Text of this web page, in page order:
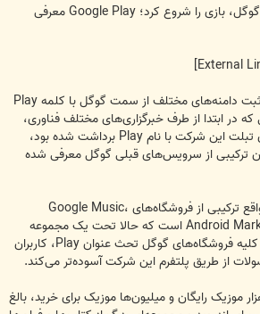
[HIGHLIGHT=#FFFF00]گوگل، بازی را شروع کرد؛ Google Play معرفی
حتما تاکنون خبر مربوط به ثبت دامنه‌های مختلف از سمت گوگل با کلمه Play
در ابتدا از طرف خبرگزاری‌های مختلف فناوری،
دلیلی برای احتمال نام‌گذاری تبلت این شرکت با نام Play برداشت شده بود،
ترکیبی از سرویس‌های قبلی گوگل معرفی شده
سرویس Google Play در واقع ترکیبی از فروشگاه‌های Google Music،
Google eBookstore و Android Market است که حالا تحت یک مجموعه
ادغام شده‌اند. ری‌برند کردن کلیه فروشگاه‌های گوگل تحث عنوان Play، کاربران
از طریق پلتفرم این شرکت آسوده‌تر می‌کند.
پلی حالا بیش از ۲۰ هزار موزیک رایگان و میلیون‌ها موزیک برای خرید، بالغ